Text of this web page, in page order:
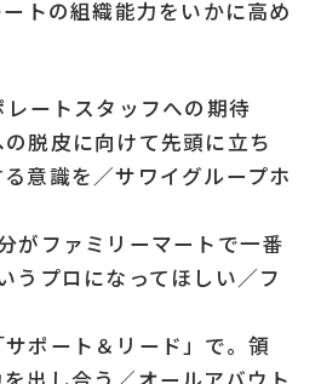
トの組織能力をいかに高め
ートスタッフへの期待
脱皮に向けて先頭に立ち
意識を／サワイグループホ
がファミリーマートで一番
うプロになってほしい／フ
ポート＆リード」で。領